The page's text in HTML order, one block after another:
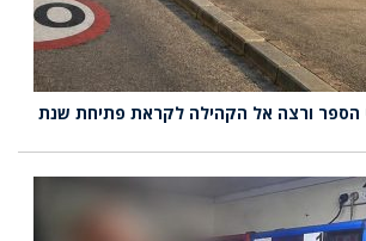
הספר ורצה אל הקהילה לקראת פתיחת שנת